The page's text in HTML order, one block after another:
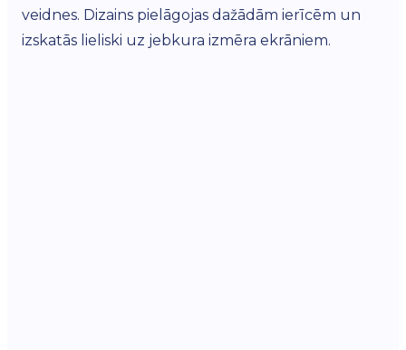
veidnes. Dizains pielāgojas dažādām ierīcēm un
izskatās lieliski uz jebkura izmēra ekrāniem.